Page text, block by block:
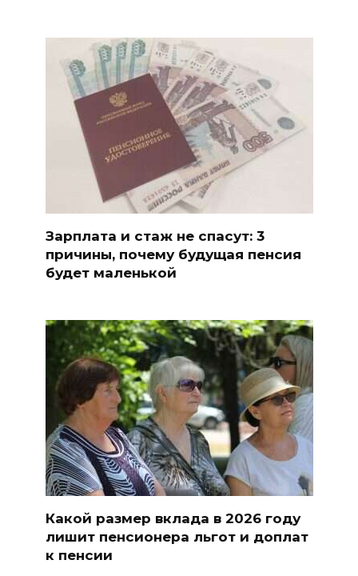
Зарплата и стаж не спасут: 3
причины, почему будущая пенсия
будет маленькой
Какой размер вклада в 2026 году
лишит пенсионера льгот и доплат
к пенсии